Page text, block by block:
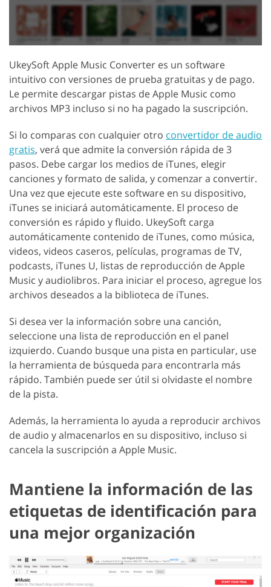
UkeySoft Apple Music Converter es un software
intuitivo con versiones de prueba gratuitas y de pago.
Le permite descargar pistas de Apple Music como
archivos MP3 incluso si no ha pagado la suscripción.
Si lo comparas con cualquier otro convertidor de audio
gratis, verá que admite la conversión rápida de 3
pasos. Debe cargar los medios de iTunes, elegir
canciones y formato de salida, y comenzar a convertir.
Una vez que ejecute este software en su dispositivo,
iTunes se iniciará automáticamente. El proceso de
conversión es rápido y fluido. UkeySoft carga
automáticamente contenido de iTunes, como música,
videos, videos caseros, películas, programas de TV,
podcasts, iTunes U, listas de reproducción de Apple
Music y audiolibros. Para iniciar el proceso, agregue los
archivos deseados a la biblioteca de iTunes.
Si desea ver la información sobre una canción,
seleccione una lista de reproducción en el panel
izquierdo. Cuando busque una pista en particular, use
la herramienta de búsqueda para encontrarla más
rápido. También puede ser útil si olvidaste el nombre
de la pista.
Además, la herramienta lo ayuda a reproducir archivos
de audio y almacenarlos en su dispositivo, incluso si
cancela la suscripción a Apple Music.
Mantiene la información de las
etiquetas de identificación para
una mejor organización